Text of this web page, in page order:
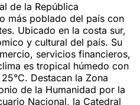
de la República
más poblado del país con
Ubicado en la costa sur,
y cultural del país. Su
servicios financieros,
es tropical húmedo con
Destacan la Zona
de la Humanidad por la
Nacional, la Catedral